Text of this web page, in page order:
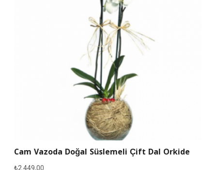
Cam Vazoda Doğal Süslemeli Çift Dal Orkide
₺2.449,00